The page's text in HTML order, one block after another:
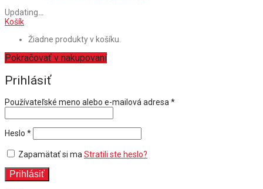
Updating…
Košík
Žiadne produkty v košíku.
Pokračovať v nakupovaní
Prihlásiť
Používateľské meno alebo e-mailová adresa*Povinné
Heslo *Povinné
Zapamätať si maStratili ste heslo?
Prihlásiť